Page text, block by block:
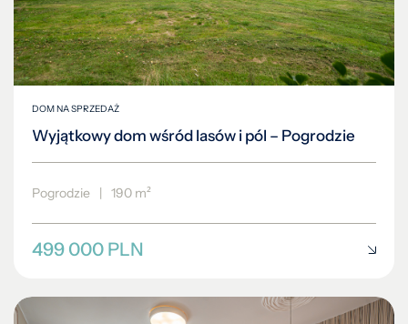
DOM NA SPRZEDAŻ
Wyjątkowy dom wśród lasów i pól – Pogrodzie
Pogrodzie | 190 m²
499 000 PLN